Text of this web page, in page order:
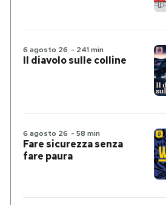
6 agosto 26 - 241 min
Il diavolo sulle colline
6 agosto 26 - 58 min
Fare sicurezza senza
fare paura